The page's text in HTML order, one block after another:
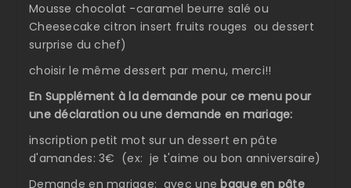
Mousse chocolat -caramel beurre salé ou
Cheesecake citron insert fruits rouges ou dessert
surprise du chef)
choisir le même dessert par menu, merci!!
En Supplément à la demande pour ce menu pour
une déclaration ou une demande en mariage:
inscription petit mot sur un dessert en pâte
d'amandes: 3€ (ex: je t'aime ou bon anniversaire)
Demande en mariage: avec une bague en pâte